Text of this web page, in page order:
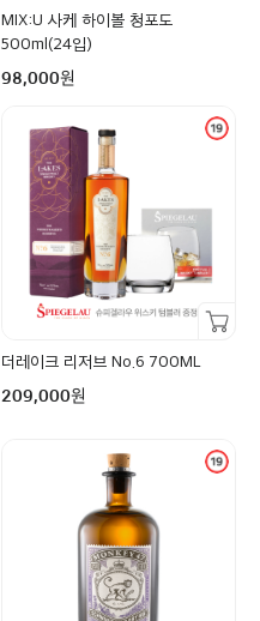
MIX:U 사케 하이볼 청포도
500ml(24입)
98,000원
더레이크 리저브 No.6 700ML
209,000원